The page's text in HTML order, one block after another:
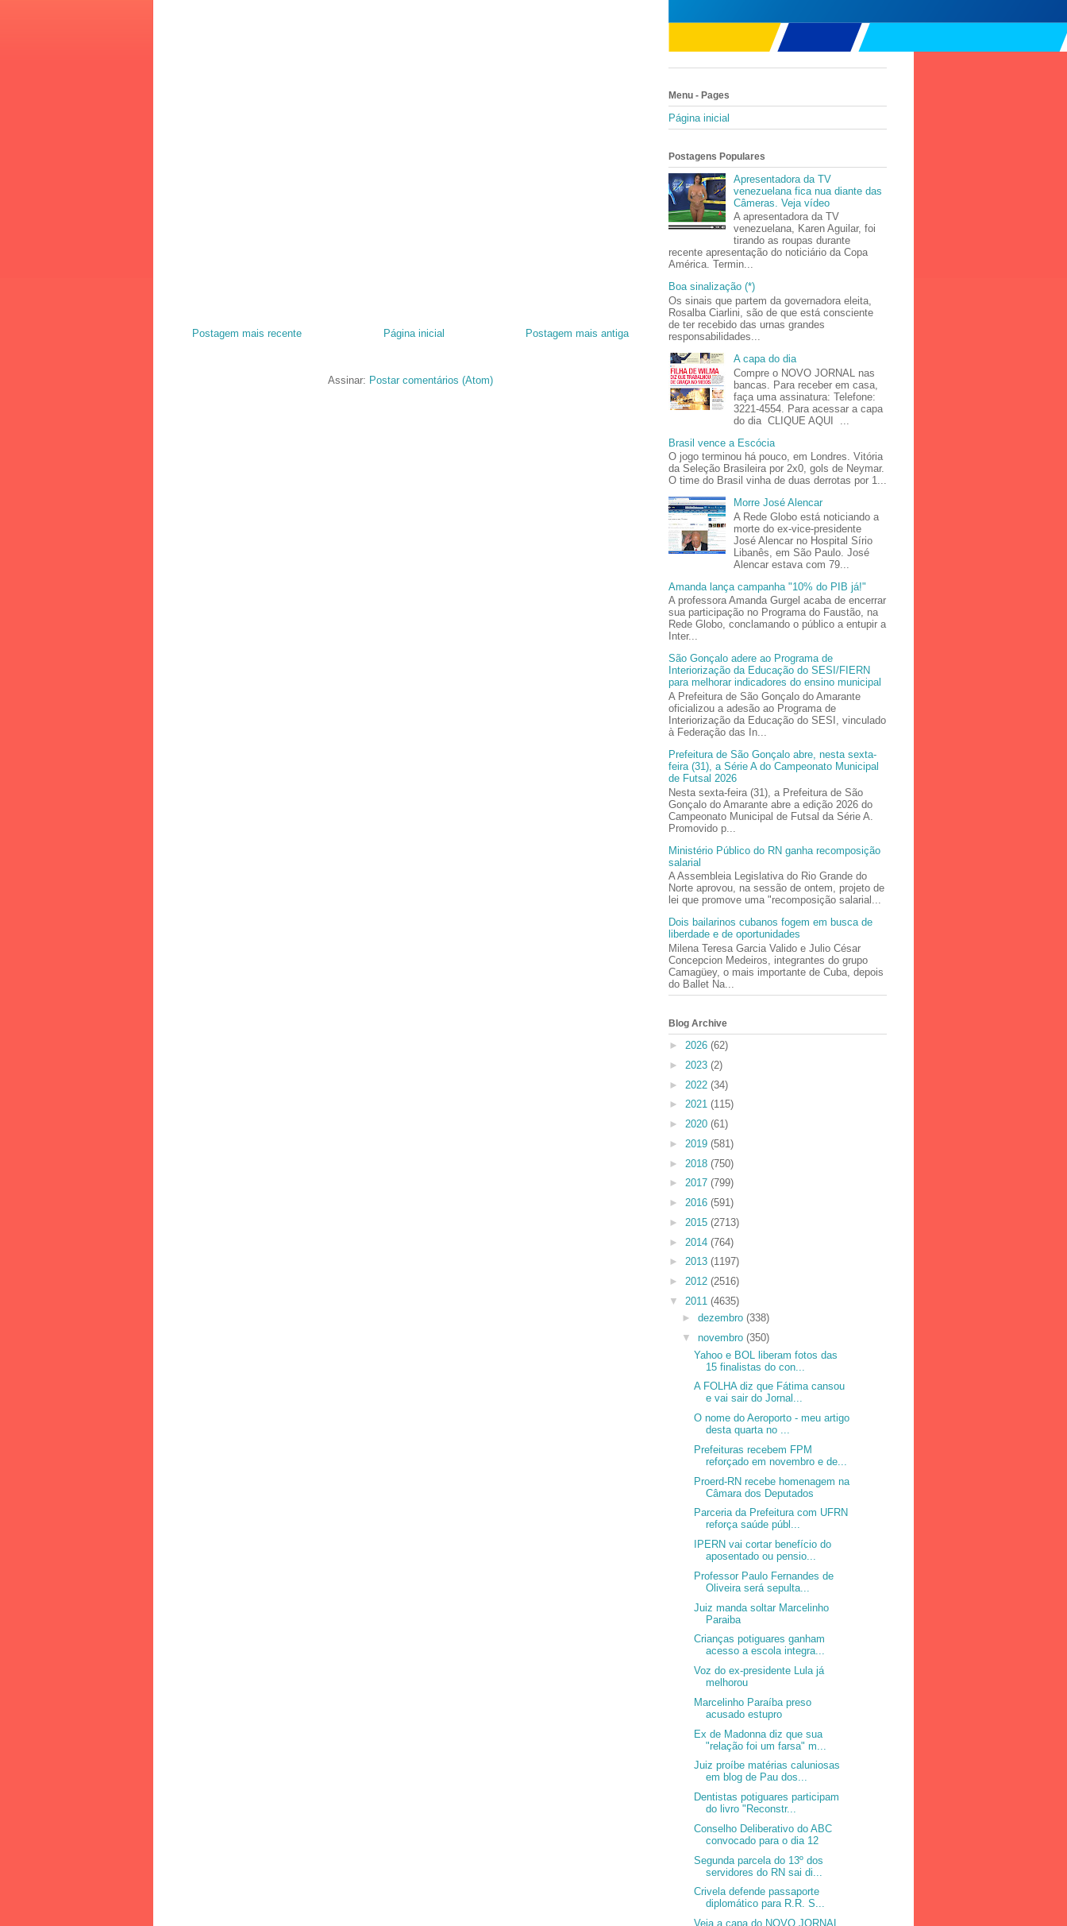
Postagem mais recente Postagem mais antiga
Página inicial
Assinar: Postar comentários (Atom)
Menu - Pages
Página inicial
Postagens Populares
Apresentadora da TV
venezuelana fica nua diante das
Câmeras. Veja vídeo
A apresentadora da TV
venezuelana, Karen Aguilar, foi
tirando as roupas durante
recente apresentação do noticiário da Copa
América. Termin...
Boa sinalização (*)
Os sinais que partem da governadora eleita,
Rosalba Ciarlini, são de que está consciente
de ter recebido das urnas grandes
responsabilidades...
A capa do dia
Compre o NOVO JORNAL nas
bancas. Para receber em casa,
faça uma assinatura: Telefone:
3221-4554. Para acessar a capa
do dia CLIQUE AQUI ...
Brasil vence a Escócia
O jogo terminou há pouco, em Londres. Vitória
da Seleção Brasileira por 2x0, gols de Neymar.
O time do Brasil vinha de duas derrotas por 1...
Morre José Alencar
A Rede Globo está noticiando a
morte do ex-vice-presidente
José Alencar no Hospital Sírio
Libanês, em São Paulo. José
Alencar estava com 79...
Amanda lança campanha "10% do PIB já!"
A professora Amanda Gurgel acaba de encerrar
sua participação no Programa do Faustão, na
Rede Globo, conclamando o público a entupir a
Inter...
São Gonçalo adere ao Programa de
Interiorização da Educação do SESI/FIERN
para melhorar indicadores do ensino municipal
A Prefeitura de São Gonçalo do Amarante
oficializou a adesão ao Programa de
Interiorização da Educação do SESI, vinculado
à Federação das In...
Prefeitura de São Gonçalo abre, nesta sexta-
feira (31), a Série A do Campeonato Municipal
de Futsal 2026
Nesta sexta-feira (31), a Prefeitura de São
Gonçalo do Amarante abre a edição 2026 do
Campeonato Municipal de Futsal da Série A.
Promovido p...
Ministério Público do RN ganha recomposição
salarial
A Assembleia Legislativa do Rio Grande do
Norte aprovou, na sessão de ontem, projeto de
lei que promove uma "recomposição salarial...
Dois bailarinos cubanos fogem em busca de
liberdade e de oportunidades
Milena Teresa Garcia Valido e Julio César
Concepcion Medeiros, integrantes do grupo
Camagüey, o mais importante de Cuba, depois
do Ballet Na...
Blog Archive
► 2026 (62)
► 2023 (2)
► 2022 (34)
► 2021 (115)
► 2020 (61)
► 2019 (581)
► 2018 (750)
► 2017 (799)
► 2016 (591)
► 2015 (2713)
► 2014 (764)
► 2013 (1197)
► 2012 (2516)
▼ 2011 (4635)
► dezembro (338)
▼ novembro (350)
Yahoo e BOL liberam fotos das
15 finalistas do con...
A FOLHA diz que Fátima cansou
e vai sair do Jornal...
O nome do Aeroporto - meu artigo
desta quarta no ...
Prefeituras recebem FPM
reforçado em novembro e de...
Proerd-RN recebe homenagem na
Câmara dos Deputados
Parceria da Prefeitura com UFRN
reforça saúde públ...
IPERN vai cortar benefício do
aposentado ou pensio...
Professor Paulo Fernandes de
Oliveira será sepulta...
Juiz manda soltar Marcelinho
Paraiba
Crianças potiguares ganham
acesso a escola integra...
Voz do ex-presidente Lula já
melhorou
Marcelinho Paraíba preso
acusado estupro
Ex de Madonna diz que sua
"relação foi um farsa" m...
Juiz proíbe matérias caluniosas
em blog de Pau dos...
Dentistas potiguares participam
do livro "Reconstr...
Conselho Deliberativo do ABC
convocado para o dia 12
Segunda parcela do 13º dos
servidores do RN sai di...
Crivela defende passaporte
diplomático para R.R. S...
Veja a capa do NOVO JORNAL